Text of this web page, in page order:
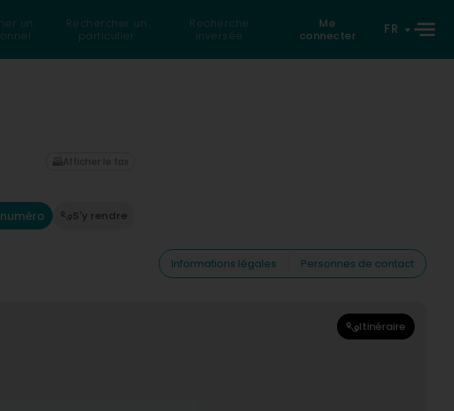
un
Rechercher un
particulier
Recherche
inversée
Me
connecter
FR
S'y rendre
Afficher le fax
Informations légales
Personnes de contact
Itinéraire